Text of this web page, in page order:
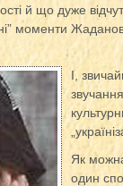
й що дуже
моменти
І,
Як
один